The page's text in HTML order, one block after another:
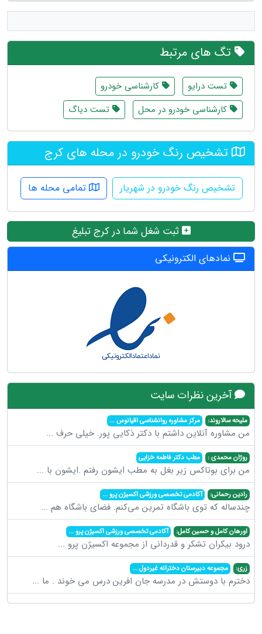
تگ های مرتبط
تست درایو
کارشناسی خودرو
کارشناسی خودرو در محل
تست دیاگ
تشخیص رنگ خودرو در محله های کرج
تشخیص رنگ خودرو در شهریار تمامی محله ها
ثبت شغل شما در کرج تبلیغ
نمادهای الکترونیکی
آخرین نظرات سایت
ملیحه سالاروند: مرکز مشاوره روانشناسی اقیانوس...
من مشاوره آنلاین داشتم با دکتر ذکایی پور. خیلی حرف ...
روژان محمدی : مطب دکتر فاطمه خزایی
من برای بوتاکس زیر بغل به مطب ایشون رفتم .ایشون با ...
رادین رحمانی: آکادمی تخصصی ورزشی اکسیژن پرو...
چندساله که توی باشگاه تمرین می‌کنم. فضای باشگاه هم ...
اورهان کامل و حسین کامل: آکادمی تخصصی ورزشی اکسیژن پرو...
درود بیکران تشکر و قدردانی از مجموعه اکسیژن پرو ...
زری: مجموعه دبیرستان دخترانه غیردول...
دخترم با دوستش در مدرسه جان افرین درس می خوند . ما ...